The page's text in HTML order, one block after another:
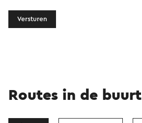
Versturen
Routes in de buurt